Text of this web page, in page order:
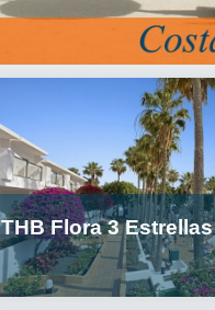
THB Flora 3 Estrellas